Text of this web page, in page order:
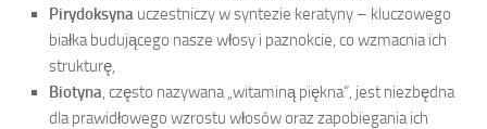
Pirydoksyna uczestniczy w syntezie keratyny – kluczowego
białka budującego nasze włosy i paznokcie, co wzmacnia ich
strukturę,
Biotyna, często nazywana „witaminą piękna”, jest niezbędna
dla prawidłowego wzrostu włosów oraz zapobiegania ich